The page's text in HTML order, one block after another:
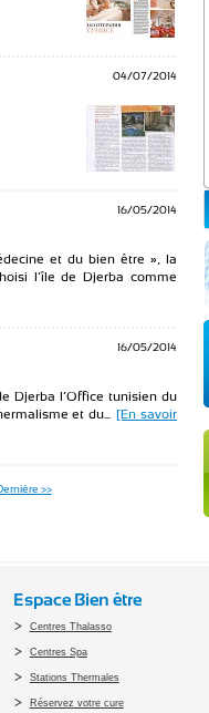
04/07/2014
16/05/2014
et du bien être », la
l’île de Djerba comme
16/05/2014
Djerba l’Office tunisien du
et du... [En savoir
>>
Espace Bien être
Centres Thalasso
Centres Spa
Stations Thermales
Réservez votre cure